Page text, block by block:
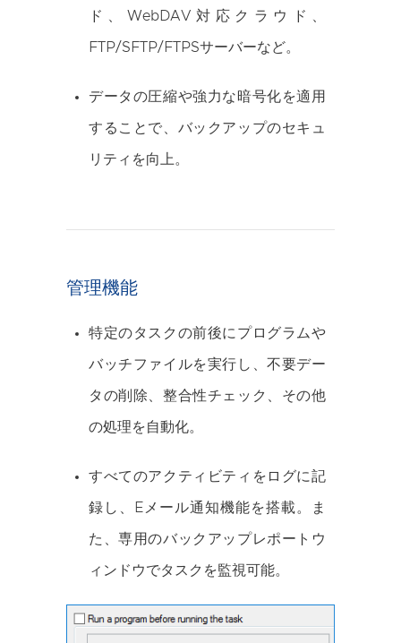
ド、WebDAV対応クラウド、
FTP/SFTP/FTPSサーバーなど。
データの圧縮や強力な暗号化を適用
することで、バックアップのセキュ
リティを向上。
管理機能
特定のタスクの前後にプログラムや
バッチファイルを実行し、不要デー
タの削除、整合性チェック、その他
の処理を自動化。
すべてのアクティビティをログに記
録し、Eメール通知機能を搭載。ま
た、専用のバックアップレポートウ
ィンドウでタスクを監視可能。